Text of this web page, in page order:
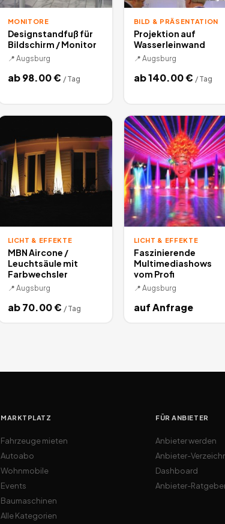
MONITORE
Designstandfuß für
Bildschirm / Monitor
📍 Augsburg
ab98.00€ / Tag
BILD & PRÄSENTATION
Projektion auf
Wasserleinwand
📍 Augsburg
ab140.00€ / Tag
LICHT & EFFEKTE
MBN Aircone /
Leuchtsäule mit
Farbwechsler
📍 Augsburg
ab70.00€ / Tag
LICHT & EFFEKTE
Faszinierende
Multimediashows
vom Profi
📍 Augsburg
auf Anfrage
MARKTPLATZ
Fahrzeuge mieten
Autoabo
Wohnmobile
Events
Baumaschinen
Alle Kategorien
FÜR ANBIETER
Anbieter werden
Anbieter-
Dashboard
Anbieter-